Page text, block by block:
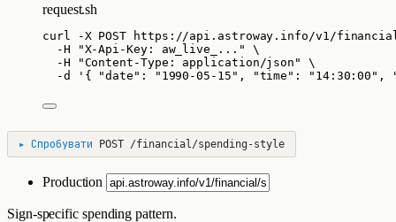
request.sh
curl -X POST
https://api.astroway.info/v1/
-H
"X-Api-Key: aw_live_... "
\
-H
"Content-Type: application/json "
\
-d
' { "date": "1990-05-15", "time":
▸ Спробувати POST /financial/spending-style
Production
Sign-specific spending pattern.